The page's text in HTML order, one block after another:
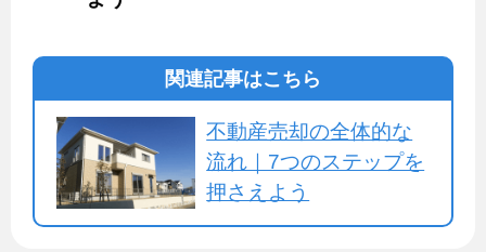
関連記事はこちら
不動産売却の全体的な
流れ｜7つのステップを
押さえよう